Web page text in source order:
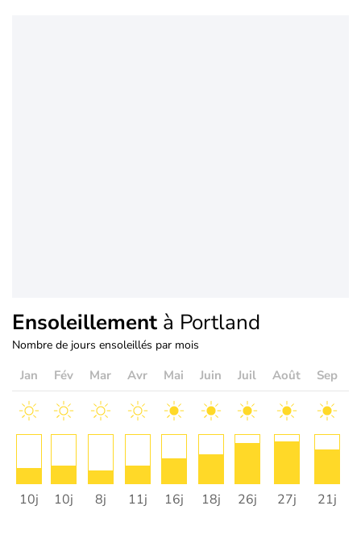
Ensoleillement à Portland
Nombre de jours ensoleillés par mois
Jan Fév Mar Avr Mai Juin Juil Août Sep
10j 10j 8j 11j 16j 18j 26j 27j 21j